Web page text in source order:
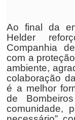
Ao final da
Helder
Companhia
com a
ambiente,
colaboração
é a melhor
de
comunidade,